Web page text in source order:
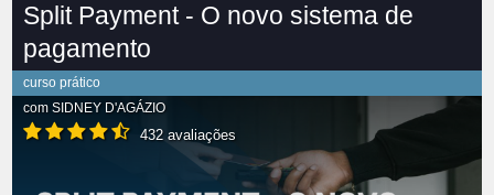
Split Payment - O novo sistema de
pagamento
curso prático
com SIDNEY D'AGÁZIO
432 avaliações